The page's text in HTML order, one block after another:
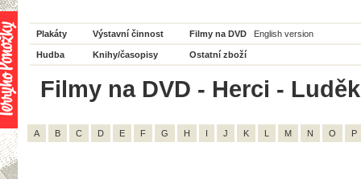
Plakáty Výstavní činnost Filmy na DVD English version
Hudba Knihy/časopisy Ostatní zboží
Filmy na DVD - Herci -
A B C D E F G H I J K L M N O P